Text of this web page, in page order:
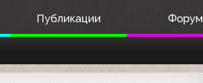
Публикации Форум